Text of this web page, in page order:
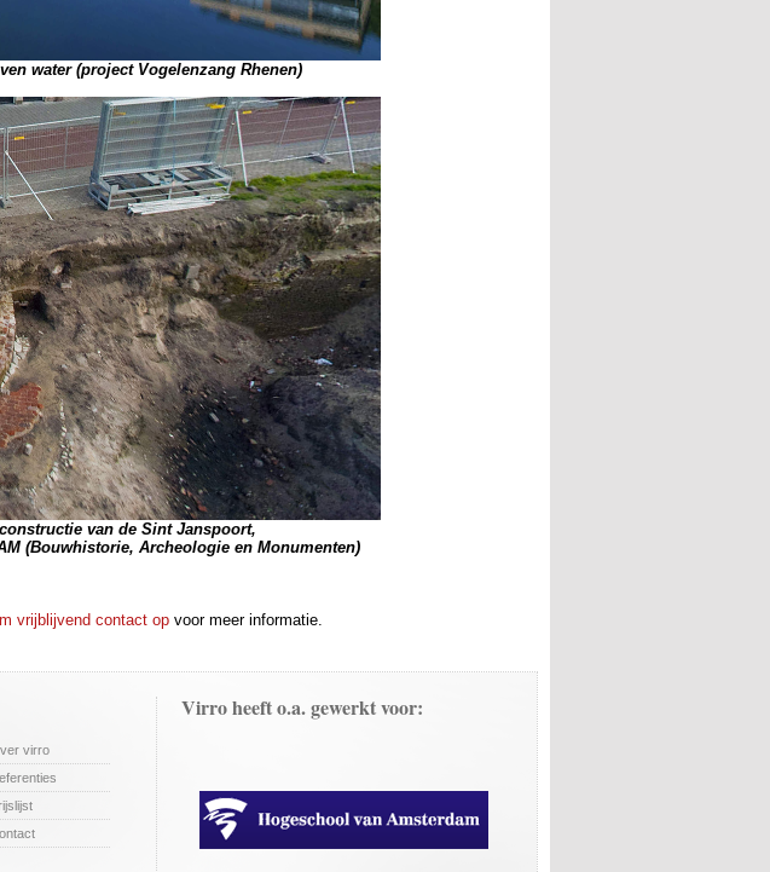
water (project Vogelenzang Rhenen)
van de Sint Janspoort,
(Bouwhistorie, Archeologie en Monumenten)
vrijblijvend contact opvoor meer informatie.
virro
Virro heeft o.a. gewerkt voor: